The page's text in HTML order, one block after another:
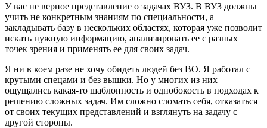
У вас не верное представление о задачах ВУЗ. В ВУЗ должны
учить не конкретным знаниям по специальности, а
закладывать базу в нескольких областях, которая уже позволит
искать нужную информацию, анализировать ее с разных
точек зрения и применять ее для своих задач.
Я ни в коем разе не хочу обидеть людей без ВО. Я работал с
крутыми спецами и без вышки. Но у многих из них
ощущались какая-то шаблонность и однобокость в подходах к
решению сложных задач. Им сложно сломать себя, отказаться
от своих текущих представлений и взглянуть на задачу с
другой стороны.